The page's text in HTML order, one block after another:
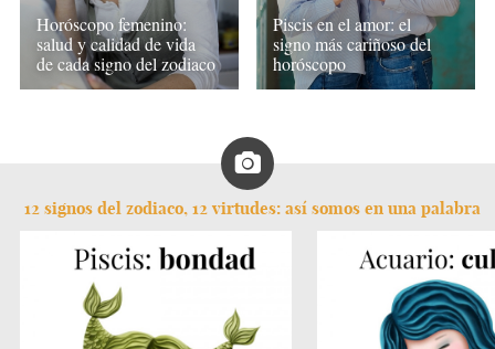
Horóscopo femenino:
salud y calidad de vida
de cada signo del zodiaco
Piscis en el amor: el
signo más cariñoso del
horóscopo
12 signos del zodiaco, 12 virtudes: así somos en una palabra